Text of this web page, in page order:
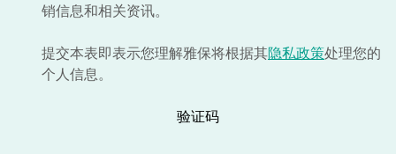
销信息和相关资讯。
提交本表即表示您理解雅保将根据其隐私政策处理您的
个人信息。
验证码